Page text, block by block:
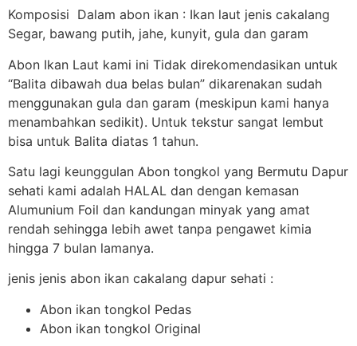
Komposisi Dalam abon ikan : Ikan laut jenis cakalang
Segar, bawang putih, jahe, kunyit, gula dan garam
Abon Ikan Laut kami ini Tidak direkomendasikan untuk
“Balita dibawah dua belas bulan” dikarenakan sudah
menggunakan gula dan garam (meskipun kami hanya
menambahkan sedikit). Untuk tekstur sangat lembut
bisa untuk Balita diatas 1 tahun.
Satu lagi keunggulan Abon tongkol yang Bermutu Dapur
sehati kami adalah HALAL dan dengan kemasan
Alumunium Foil dan kandungan minyak yang amat
rendah sehingga lebih awet tanpa pengawet kimia
hingga 7 bulan lamanya.
jenis jenis abon ikan cakalang dapur sehati :
Abon ikan tongkol Pedas
Abon ikan tongkol Original